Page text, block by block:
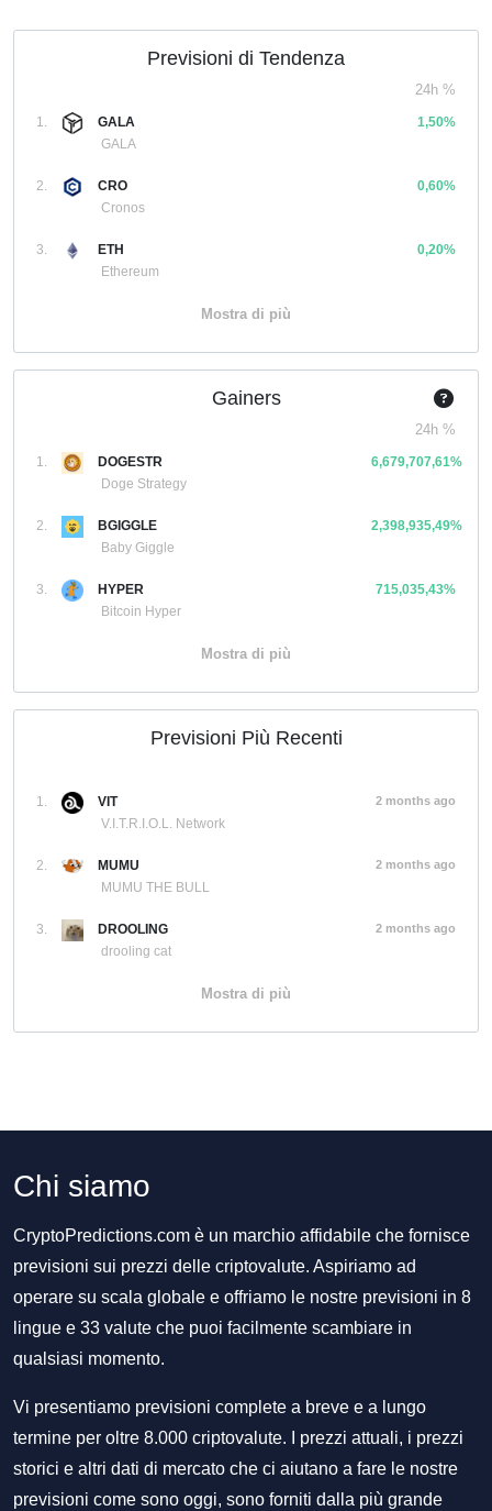
Previsioni di Tendenza
24h %
1.
GALA
GALA
1,50%
2.
CRO
Cronos
0,60%
3.
ETH
Ethereum
0,20%
Mostra di più
Gainers
24h %
1.
DOGESTR
Doge Strategy
6,679,707,61%
2.
BGIGGLE
Baby Giggle
2,398,935,49%
3.
HYPER
Bitcoin Hyper
715,035,43%
Mostra di più
Previsioni Più Recenti
1.
VIT
V.I.T.R.I.O.L. Network
2 months ago
2.
MUMU
MUMU THE BULL
2 months ago
3.
DROOLING
drooling cat
2 months ago
Mostra di più
Chi siamo
CryptoPredictions.com è un marchio affidabile che fornisce
previsioni sui prezzi delle criptovalute. Aspiriamo ad
operare su scala globale e offriamo le nostre previsioni in 8
lingue e 33 valute che puoi facilmente scambiare in
qualsiasi momento.
Vi presentiamo previsioni complete a breve e a lungo
termine per oltre 8.000 criptovalute. I prezzi attuali, i prezzi
storici e altri dati di mercato che ci aiutano a fare le nostre
previsioni come sono oggi, sono forniti dalla più grande